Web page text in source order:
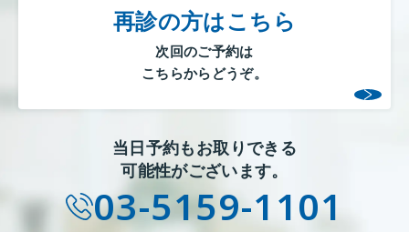
再診の方はこちら
次回のご予約は
こちらからどうぞ。
当日予約もお取りできる
可能性がございます。
03-5159-1101